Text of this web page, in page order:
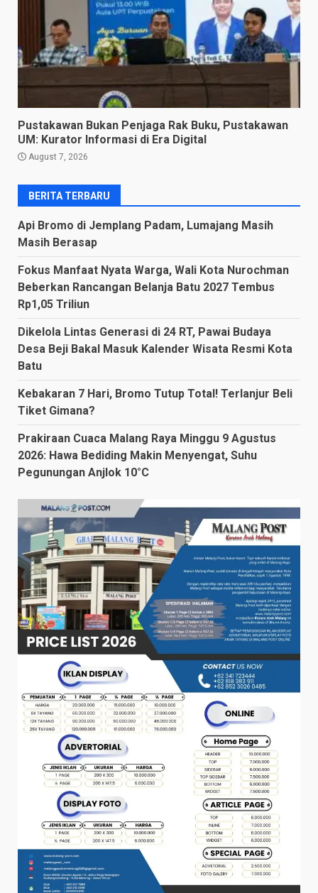
Pustakawan Bukan Penjaga Rak Buku, Pustakawan
UM: Kurator Informasi di Era Digital
August 7, 2026
BERITA TERBARU
Api Bromo di Jemplang Padam, Lumajang Masih
Masih Berasap
Fokus Manfaat Nyata Warga, Wali Kota Nurochman
Beberkan Rancangan Belanja Batu 2027 Tembus
Rp1,05 Triliun
Dikelola Lintas Generasi di 24 RT, Pawai Budaya
Desa Beji Bakal Masuk Kalender Wisata Resmi Kota
Batu
Kebakaran 7 Hari, Bromo Tutup Total! Terlanjur Beli
Tiket Gimana?
Prakiraan Cuaca Malang Raya Minggu 9 Agustus
2026: Hawa Bediding Makin Menyengat, Suhu
Pegunungan Anjlok 10°C